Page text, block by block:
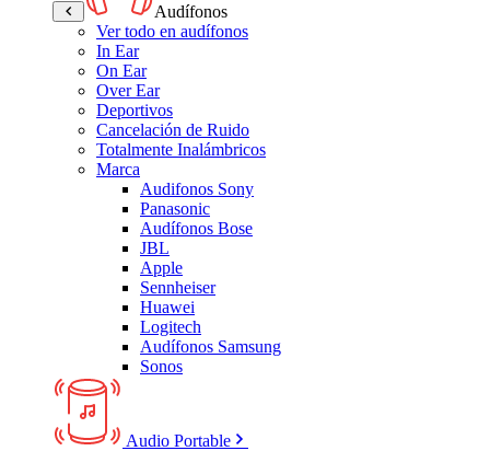
Audífonos
Ver todo en audífonos
In Ear
On Ear
Over Ear
Deportivos
Cancelación de Ruido
Totalmente Inalámbricos
Marca
Audifonos Sony
Panasonic
Audífonos Bose
JBL
Apple
Sennheiser
Huawei
Logitech
Audífonos Samsung
Sonos
Audio Portable